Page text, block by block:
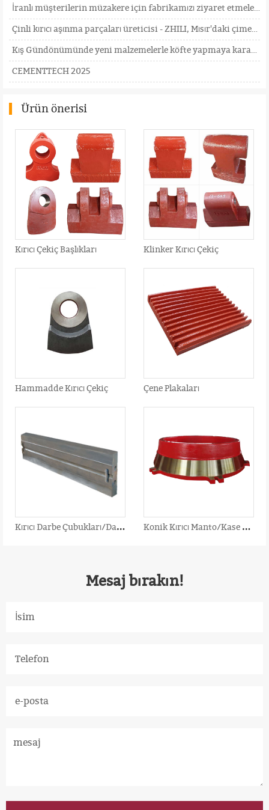
İranlı müşterilerin müzakere için fabrikamızı ziyaret etmelerini içtenlikle bekliyoruz
Çinli kırıcı aşınma parçaları üreticisi - ZHILI, Mısır'daki çimento endüstrisi fuarına katıldı
Kış Gündönümünde yeni malzemelerle köfte yapmaya kararlıyız
CEMENTTECH 2025
Ürün önerisi
Kırıcı Çekiç Başlıkları Klinker Kırıcı Çekiç
Hammadde Kırıcı Çekiç Çene Plakaları
K
ırıcı Darbe Çubukları/Darbeli Kırıcı Palet K
onik Kırıcı Manto/Kase Astarı/İçbükey
Mesaj bırakın!